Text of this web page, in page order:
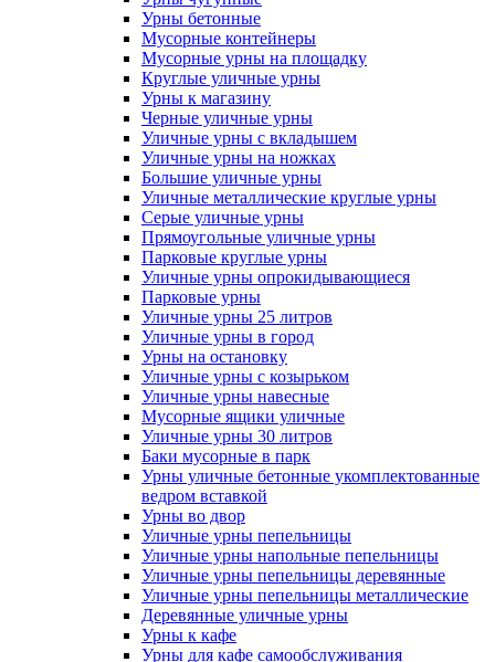
Урны бетонные
Мусорные контейнеры
Мусорные урны на площадку
Круглые уличные урны
Урны к магазину
Черные уличные урны
Уличные урны с вкладышем
Уличные урны на ножках
Большие уличные урны
Уличные металлические круглые урны
Серые уличные урны
Прямоугольные уличные урны
Парковые круглые урны
Уличные урны опрокидывающиеся
Парковые урны
Уличные урны 25 литров
Уличные урны в город
Урны на остановку
Уличные урны с козырьком
Уличные урны навесные
Мусорные ящики уличные
Уличные урны 30 литров
Баки мусорные в парк
Урны уличные бетонные укомплектованные
ведром вставкой
Урны во двор
Уличные урны пепельницы
Уличные урны напольные пепельницы
Уличные урны пепельницы деревянные
Уличные урны пепельницы металлические
Деревянные уличные урны
Урны к кафе
Урны для кафе самообслуживания